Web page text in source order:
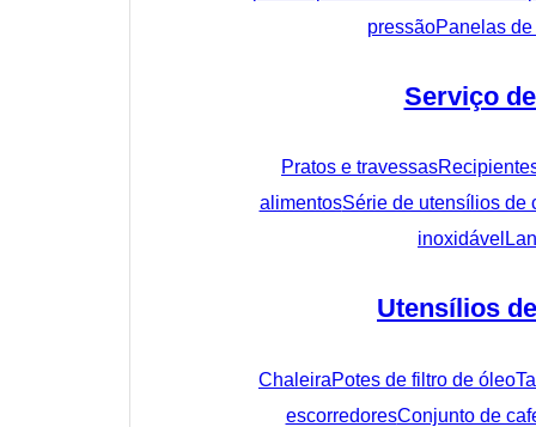
pressãoPanelas
Serviço
Pratos e travessas
alimentosSérie de utensílios de
inoxidável
Utensílios
ChaleiraPotes de filtro de óleo
escorredoresConjunto de